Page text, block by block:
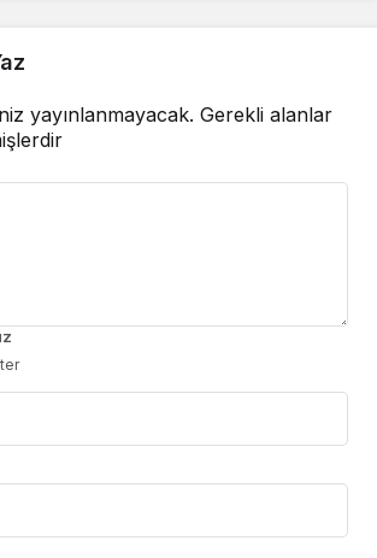
yayınlanmayacak. Gerekli alanlar